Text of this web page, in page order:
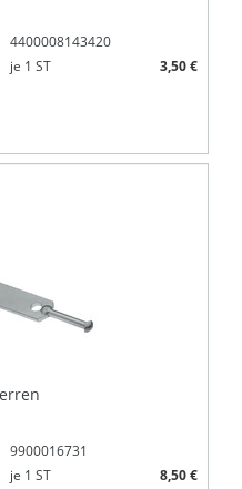
4400008143420
je 1 ST 3,50 €
9900016731
je 1 ST 8,50 €